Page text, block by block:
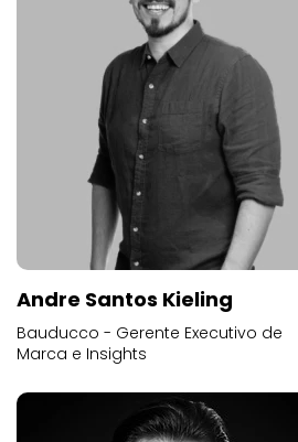
Andre Santos Kieling
Bauducco - Gerente Executivo de
Marca e Insights